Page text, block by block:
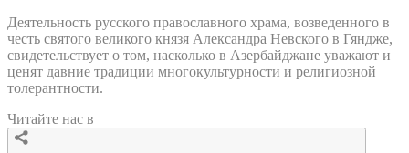
Деятельность русского православного храма, возведенного в
честь святого великого князя Александра Невского в Гяндже,
свидетельствует о том, насколько в Азербайджане уважают и
ценят давние традиции многокультурности и религиозной
толерантности.
Читайте нас в